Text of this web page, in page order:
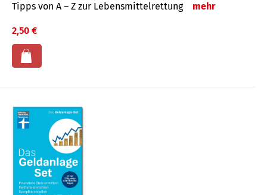
Tipps von A – Z zur Lebensmittelrettung mehr
2,50 €